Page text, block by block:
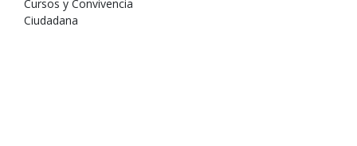
Cursos y Convivencia
Ciudadana